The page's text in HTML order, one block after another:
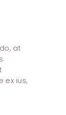
at
ex ius,